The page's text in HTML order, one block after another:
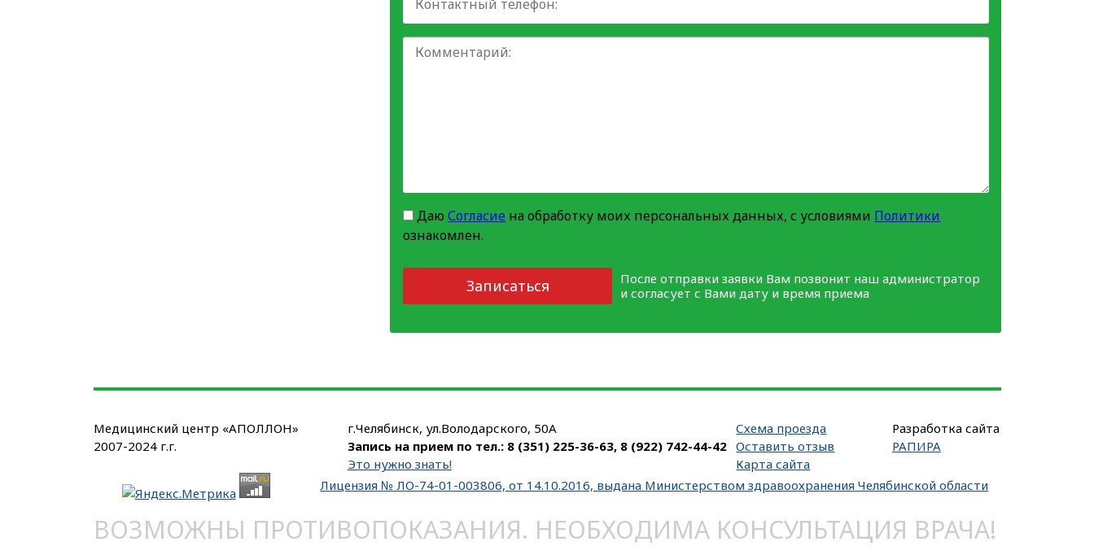
ДаюСогласие на обработку моих персональных данных, с условиями Политики
ознакомлен.
Записаться
После отправки заявки Вам позвонит наш администратор
и согласует с Вами дату и время приема
Медицинский центр «АПОЛЛОН»
2007-2024 г.г.
г.Челябинск, ул.Володарского, 50А
Запись на прием по тел.: 8 (351) 225-36-63, 8 (922) 742-44-42
Это нужно знать!
Схема проезда
Оставить отзыв
Карта сайта
Лицензия № ЛО-74-01-003806, от 14.10.2016, выдана Министерством здравоохранения Челябинской области
ВОЗМОЖНЫ ПРОТИВОПОКАЗАНИЯ. НЕОБХОДИМА КОНСУЛЬТАЦИЯ ВРАЧА!
Разработка сайта
РАПИРА